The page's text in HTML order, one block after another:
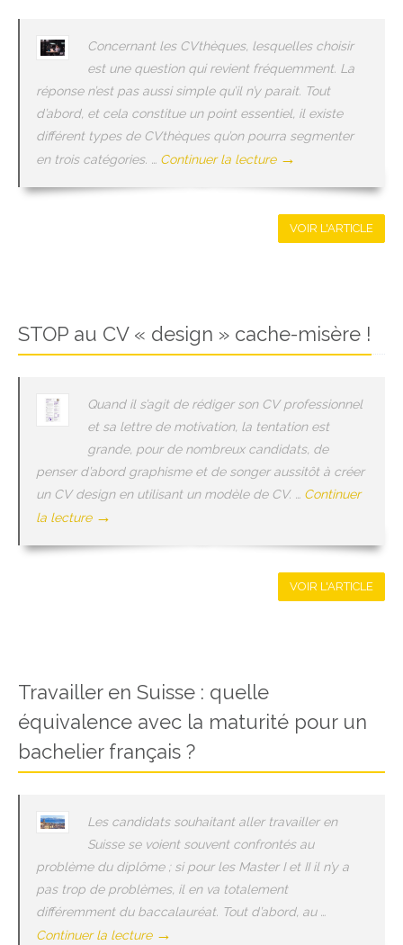
Concernant les CVthèques, lesquelles choisir
est une question qui revient fréquemment. La
réponse n’est pas aussi simple qu’il n’y parait. Tout
d’abord, et cela constitue un point essentiel, il existe
différent types de CVthèques qu’on pourra segmenter
en trois catégories. … Continuer la lecture →
VOIR L'ARTICLE
STOP au CV « design » cache-misère !
Quand il s’agit de rédiger son CV professionnel
et sa lettre de motivation, la tentation est
grande, pour de nombreux candidats, de
penser d’abord graphisme et de songer aussitôt à créer
un CV design en utilisant un modèle de CV. … Continuer
la lecture →
VOIR L'ARTICLE
Travailler en Suisse : quelle
équivalence avec la maturité pour un
bachelier français ?
Les candidats souhaitant aller travailler en
Suisse se voient souvent confrontés au
problème du diplôme ; si pour les Master I et II il n’y a
pas trop de problèmes, il en va totalement
différemment du baccalauréat. Tout d’abord, au …
Continuer la lecture →